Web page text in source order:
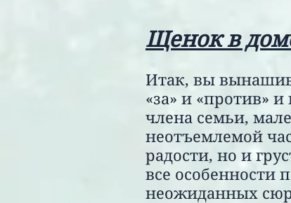
Щенок в
Итак, вы
«за» и «против»
члена семьи,
неотъемлемой
радости, но и
все особенности
неожиданных